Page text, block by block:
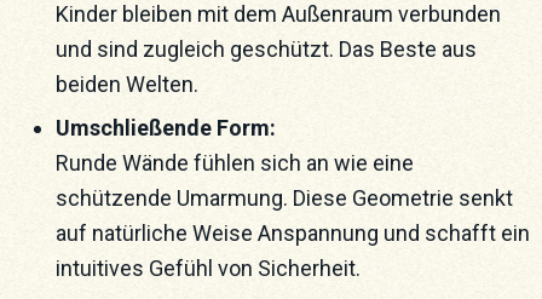
Kinder bleiben mit dem Außenraum verbunden
und sind zugleich geschützt. Das Beste aus
beiden Welten.
Umschließende Form:
Runde Wände fühlen sich an wie eine
schützende Umarmung. Diese Geometrie senkt
auf natürliche Weise Anspannung und schafft ein
intuitives Gefühl von Sicherheit.